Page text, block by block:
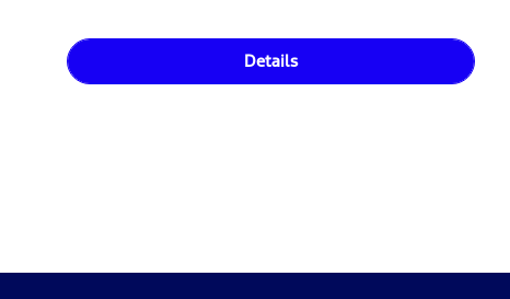
Details